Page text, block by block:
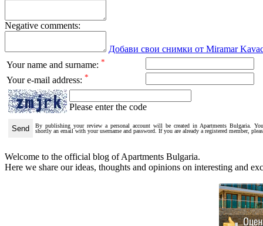
Negative comments:
Добави свои снимки от Miramar
Your name and surname: *
Your e-mail address: *
Please enter the code
By publishing your review a personal account will be created in Apartments Bulgaria.
shortly an email with your username and password. If you are already a registered member,
Welcome to the official blog of Apartments Bulgaria.
Here we share our ideas, thoughts and opinions on interesting and